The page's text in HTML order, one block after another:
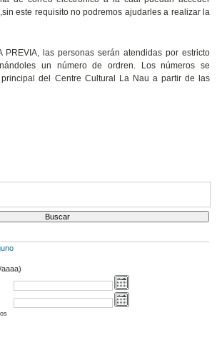
sin este requisito no podremos ajudarles a realizar la
PREVIA, las personas serán atendidas por estricto
un número de ordren. Los números se
del Centre Cultural La Nau a partir de las